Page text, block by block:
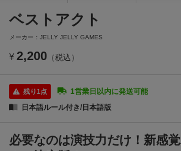
ベストアクト
メーカー：JELLY JELLY GAMES
¥ 2,200 （税込）
残り1点
1営業日以内に発送可能
日本語ルール付き/日本語版
必要なのは演技力だけ！新感